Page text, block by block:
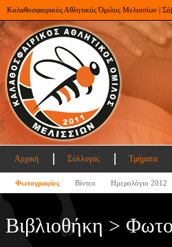
Καλαθοσφαιρικός Αθλητικός Όμιλος Μελισσίων |
Αρχική Σύλλογος Τμήματα
Φωτογραφίες Βίντεο Ημερολόγιο 2012
Βιβλιοθήκη >